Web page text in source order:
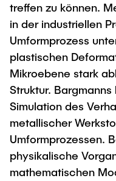
Institutes
Overview
treffen zu können.
in der industriellen
Umformprozess
plastischen
Mikroebene stark
Struktur.
Simulation des
metallischer
Umformprozessen.
physikalische
mathematischen